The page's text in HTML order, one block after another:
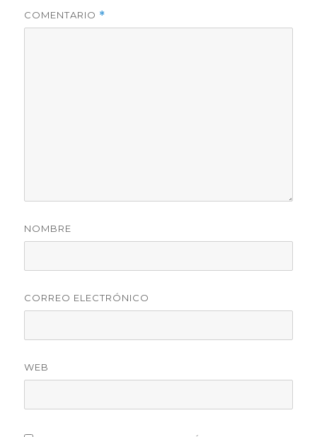
COMENTARIO *
NOMBRE
CORREO ELECTRÓNICO
WEB